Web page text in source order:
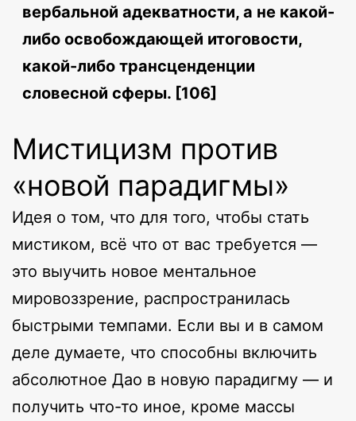
вербальной адекватности, а не какой-
либо освобождающей итоговости,
какой-либо трансценденции
словесной сферы. [106]
Мистицизм против
«новой парадигмы»
Идея о том, что для того, чтобы стать
мистиком, всё что от вас требуется —
это выучить новое ментальное
мировоззрение, распространилась
быстрыми темпами. Если вы и в самом
деле думаете, что способны включить
абсолютное Дао в новую парадигму — и
получить что-то иное, кроме массы